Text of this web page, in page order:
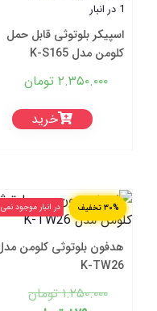
1 در انبار
اسپیکر بلوتوثی قابل حمل
کلومن مدل K-S165
۲.۳۵۰.۰۰۰ تومان
خرید
۳۰% تخفیف در انبار موجود
هدفون بلوتوثی کلومن
K-TW26
۱.۲۵۰.۰۰۰ تومانقیمت